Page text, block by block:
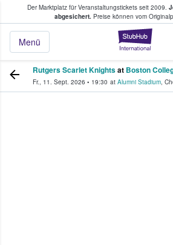
Der Marktplatz für Veranstaltungstickets seit 2009.
abgesichert.Preise können vom
Menü
Tickets kaufen &
Rutgers Scarlet Knightsat Boston
Fr., 11. Sept. 2026 • 19:30 at Alumni Stadium,